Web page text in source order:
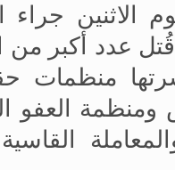
جراء
عدد أكبر من
منظمات
العفو